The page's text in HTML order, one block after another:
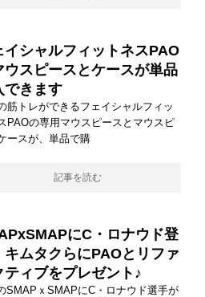
イシャルフィットネスPAO
ウスピースとケースが単品
できます
筋トレができるフェイシャルフィッ
PAOの専用マウスピースとマウスピ
ースが、単品で購
記事を読む
にC・ロナウド登
キムタクらにPAOとリファ
ティブをプレゼント♪
SMAPｘSMAPにC・ロナウド選手が